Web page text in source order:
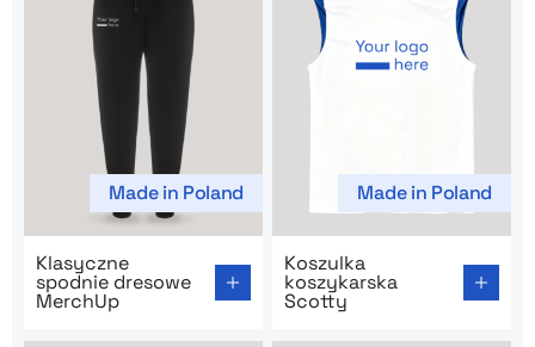
Made in Poland
Klasyczne
spodnie dresowe
MerchUp
Made in Poland
Koszulka
koszykarska
Scotty